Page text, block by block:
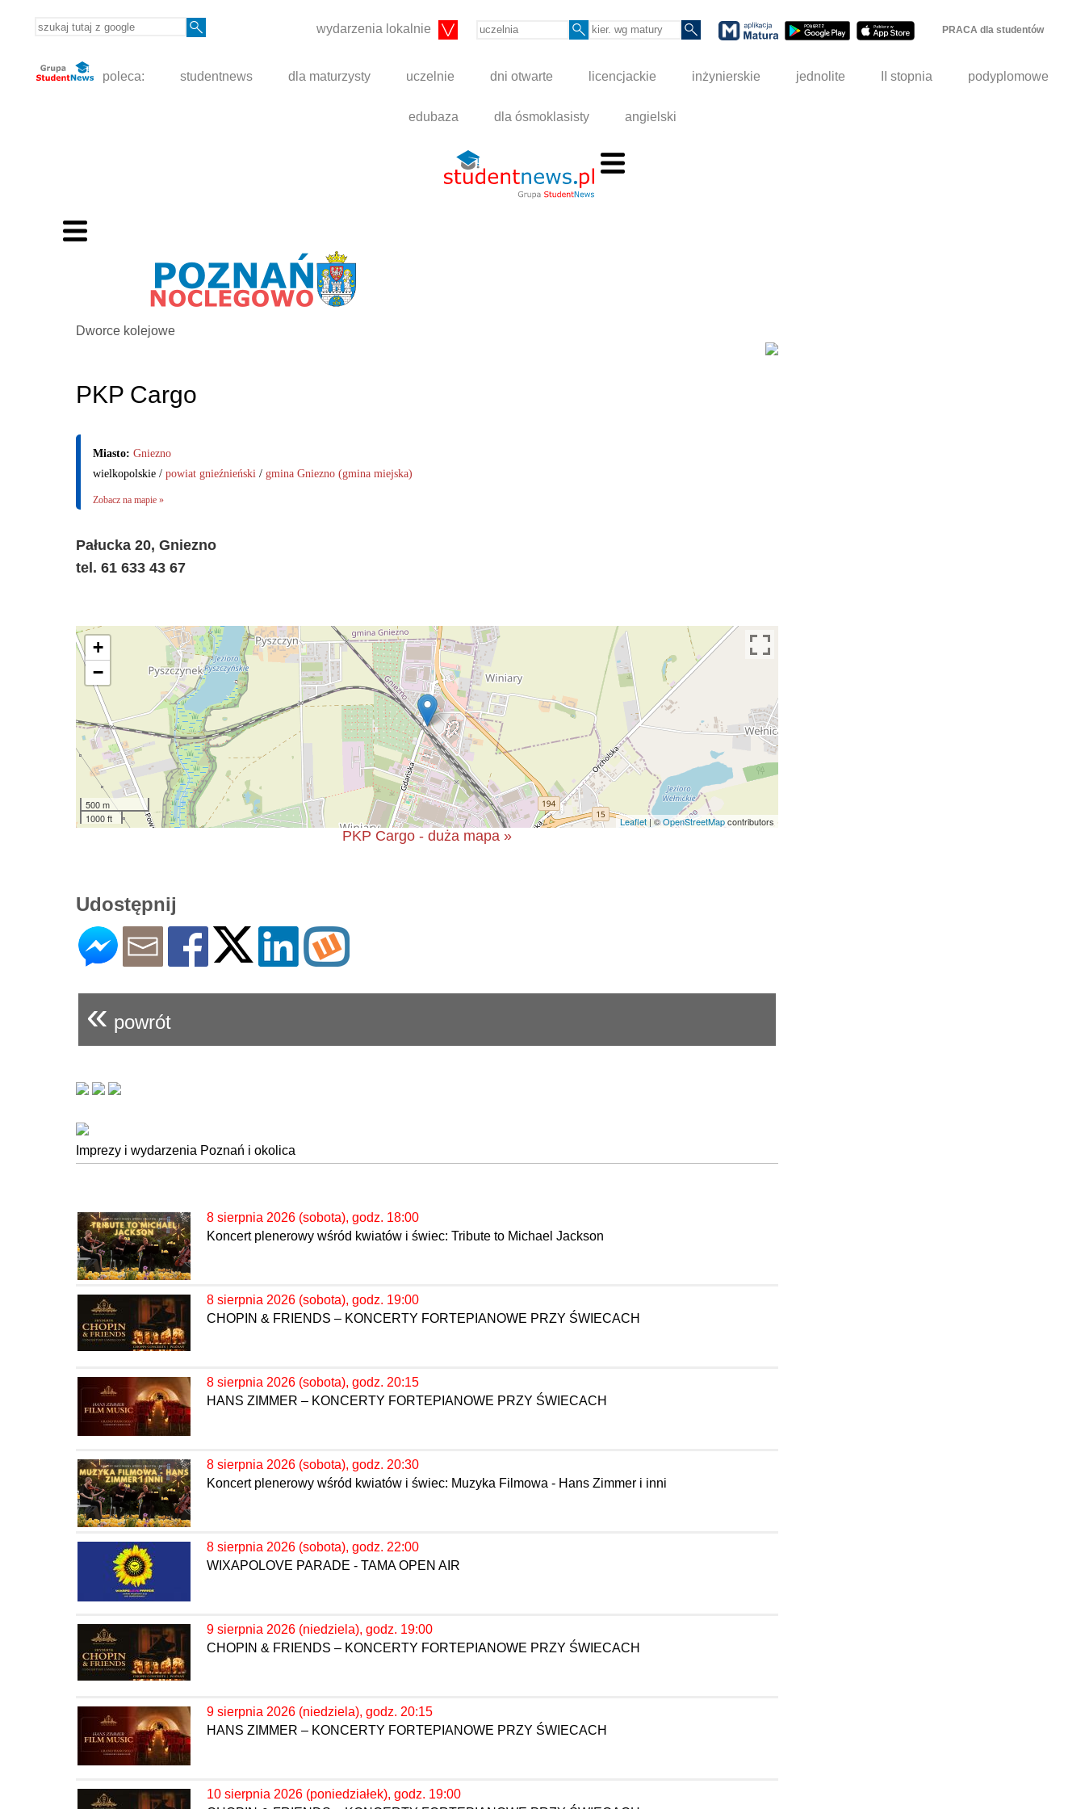
wydarzenia lokalnie PRACA dla studentów
poleca: studentnews dla maturzysty uczelnie dni otwarte licencjackie inżynierskie jednolite II stopnia podyplomowe
edubaza dla ósmoklasisty angielski
Dworce kolejowe
PKP Cargo
Miasto: Gniezno
wielkopolskie / powiat gnieźnieński / gmina Gniezno (gmina miejska)
Zobacz na mapie »
Pałucka 20, Gniezno
tel. 61 633 43 67
+
−
500 m
1000 ft
Leaflet | ©OpenStreetMapcontributors
PKP Cargo - duża mapa »
Udostępnij
« powrót
Imprezy i wydarzenia Poznań i okolica
8 sierpnia 2026 (sobota), godz. 18:00
Koncert plenerowy wśród kwiatów i świec: Tribute to Michael Jackson
8 sierpnia 2026 (sobota), godz. 19:00
CHOPIN & FRIENDS – KONCERTY FORTEPIANOWE PRZY ŚWIECACH
8 sierpnia 2026 (sobota), godz. 20:15
HANS ZIMMER – KONCERTY FORTEPIANOWE PRZY ŚWIECACH
8 sierpnia 2026 (sobota), godz. 20:30
Koncert plenerowy wśród kwiatów i świec: Muzyka Filmowa - Hans Zimmer i inni
8 sierpnia 2026 (sobota), godz. 22:00
WIXAPOLOVE PARADE - TAMA OPEN AIR
9 sierpnia 2026 (niedziela), godz. 19:00
CHOPIN & FRIENDS – KONCERTY FORTEPIANOWE PRZY ŚWIECACH
9 sierpnia 2026 (niedziela), godz. 20:15
HANS ZIMMER – KONCERTY FORTEPIANOWE PRZY ŚWIECACH
10 sierpnia 2026 (poniedziałek), godz. 19:00